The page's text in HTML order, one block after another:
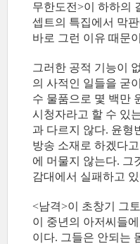
무한도전>이 하하의
셉트의 특집에서 막
바로 그런 이유 때문
그러한 공적 기능이
의 사적인 일들을 굳
수 물품으로 몇 백만
시청자라고 할 수 있
과 다르지 않다. 윤형
방송 소재로 하겠다
에 머물지 않는다. 그
감대에서 실패하고
<남격>이 초창기 그
이 중년의 아저씨들
이다. 그들은 안되는